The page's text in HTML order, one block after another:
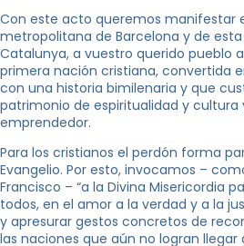
Con este acto queremos manifestar
metropolitana de Barcelona y de
Catalunya, a vuestro querido pueblo
primera nación cristiana, convertida
con una historia bimilenaria y que
patrimonio de espiritualidad y cultura
emprendedor.
Para los cristianos el perdón forma
Evangelio. Por esto, invocamos –
Francisco – “a la Divina Misericordia
todos, en el amor a la verdad y a la
y apresurar gestos concretos de
las naciones que aún no logran